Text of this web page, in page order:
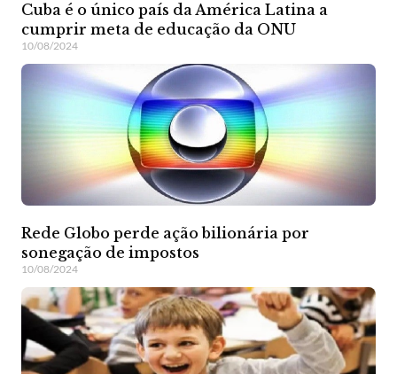
Cuba é o único país da América Latina a
cumprir meta de educação da ONU
10/08/2024
Rede Globo perde ação bilionária por
sonegação de impostos
10/08/2024